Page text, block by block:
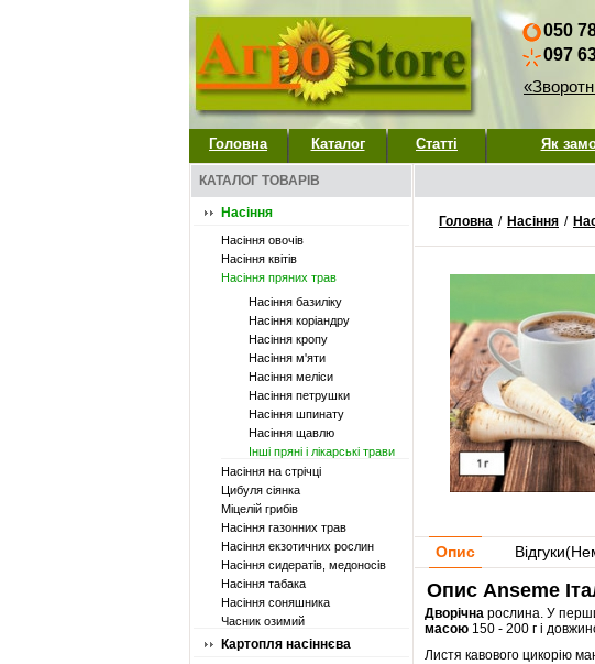
050
097
Головна Каталог Статті Як
КАТАЛОГ ТОВАРІВ
Насіння
Насіння овочів
Насіння квітів
Насіння пряних трав
Насіння базиліку
Насіння коріандру
Насіння кропу
Насіння м'яти
Насіння меліси
Насіння петрушки
Насіння шпинату
Насіння щавлю
Інші пряні і лікарські трави
Насіння на стрічці
Цибуля сіянка
Міцелій грибів
Насіння газонних трав
Насіння екзотичних рослин
Насіння сидератів, медоносів
Насіння табака
Насіння соняшника
Часник озимий
Картопля насіннєва
Головна / Насіння /
Опис Відгуки(
Опис Anseme
Дворічна рослина. У
масою 150 - 200 г і
Листя кавового цикорію